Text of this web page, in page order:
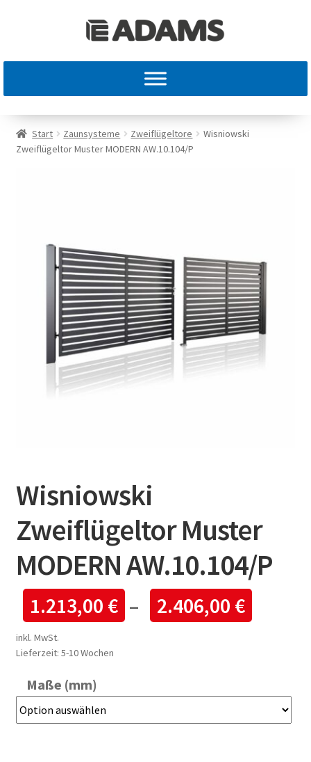
Start Zaunsysteme Zweiflügeltore
Wisniowski
Zweiflügeltor Muster MODERN AW.10.104/P
Wisniowski
Zweiflügeltor Muster
MODERN AW.10.104/P
1.213,00 € – 2.406,00 €
inkl. MwSt.
Lieferzeit: 5-10 Wochen
Maße (mm)